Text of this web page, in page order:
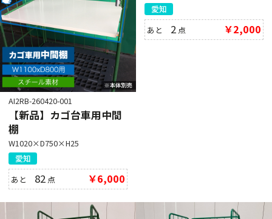
AI2RB-260420-001
【新品】カゴ台車用中間
棚
W1020×D750×H25
愛知
あと 82 点 ￥6,000
愛知
あと 2 点 ￥2,000